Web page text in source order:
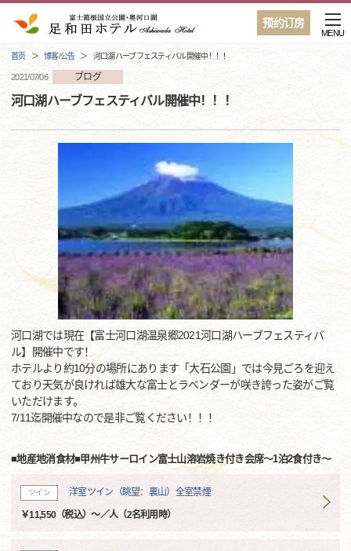
预约订房
MENU
首页 博客/公告 河口湖ハーブフェスティバル開催中！！！
2021/07/06 ブログ
河口湖ハーブフェスティバル開催中！！！
河口湖では現在【富士河口湖温泉郷2021河口湖ハーブフェスティバ
ル】開催中です！
ホテルより約10分の場所にあります「大石公園」では今見ごろを迎え
ており天気が良ければ雄大な富士とラベンダーが咲き誇った姿がご覧
いただけます。
7/11迄開催中なので是非ご覧ください！！！
■地産地消食材■甲州牛サーロイン富士山溶岩焼き付き会席～1泊2食付き～
ツイン 洋室ツイン（眺望：裏山）全室禁煙
￥11,550（税込）～／人（2名利用時）